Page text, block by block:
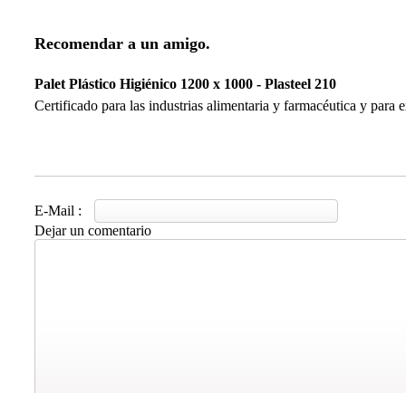
Recomendar a un amigo.
Palet Plástico Higiénico 1200 x 1000 - Plasteel 210
Certificado para las industrias alimentaria y farmacéutica y para
E-Mail :
Dejar un comentario